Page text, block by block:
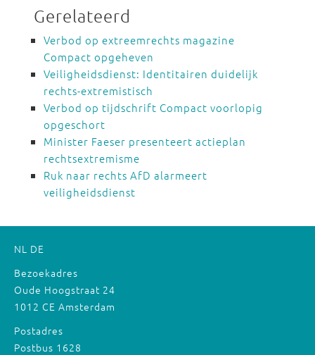
Gerelateerd
Verbod op extreemrechts magazine
Compact opgeheven
Veiligheidsdienst: Identitairen duidelijk
rechts-extremistisch
Verbod op tijdschrift Compact voorlopig
opgeschort
Minister Faeser presenteert actieplan
rechtsextremisme
Ruk naar rechts AfD alarmeert
veiligheidsdienst
NL DE
Bezoekadres
Oude Hoogstraat 24
1012 CE Amsterdam
Postadres
Postbus 1628